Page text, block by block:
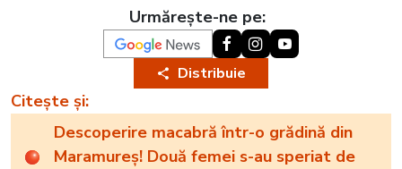
Urmărește-ne pe:
Distribuie
Citește și:
Descoperire macabră într-o grădină din
Maramureș! Două femei s-au speriat de